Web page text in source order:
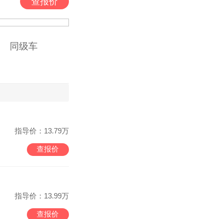
同级车
指导价：13.79万
查报价
指导价：13.99万
查报价